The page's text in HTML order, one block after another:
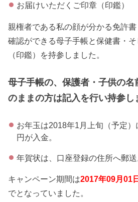
お届けいただくご印章（印鑑）
親権者である私の顔が分かる免許
確認ができる母子手帳と保健書・
（印鑑）を持参しました。
母子手帳の、保護者・子供の名
のままの方は記入を行い持参し
お年玉は2018年1月上旬（予定
円が入金。
年賀状は、口座登録の住所へ郵送
キャンペーン期間は2017年09月01
でとなっていました。